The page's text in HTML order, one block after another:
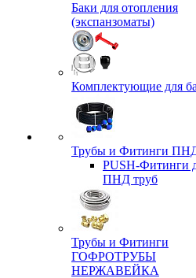
Баки для отопления
(экспанзоматы)
Комплектующие для
Трубы и Фитинги
PUSH-Фитинги
ПНД труб
Трубы и Фитинги
ГОФРОТРУБЫ
НЕРЖАВЕЙКА